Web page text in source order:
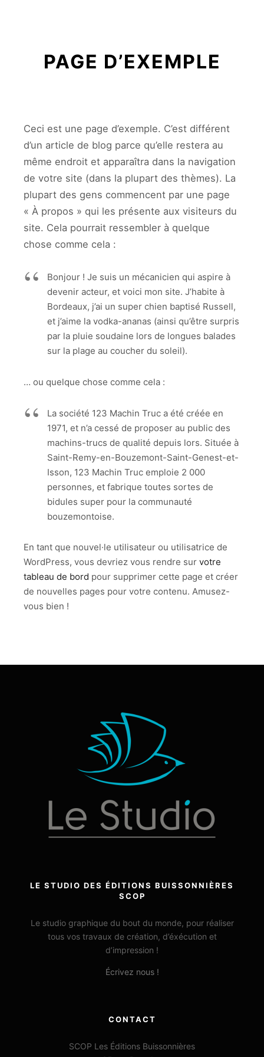
PAGE D’EXEMPLE
Ceci est une page d’exemple. C’est différent
d’un article de blog parce qu’elle restera au
même endroit et apparaîtra dans la navigation
de votre site (dans la plupart des thèmes). La
plupart des gens commencent par une page
« À propos » qui les présente aux visiteurs du
site. Cela pourrait ressembler à quelque
chose comme cela :
Bonjour ! Je suis un mécanicien qui aspire à
devenir acteur, et voici mon site. J’habite à
Bordeaux, j’ai un super chien baptisé Russell,
et j’aime la vodka-ananas (ainsi qu’être surpris
par la pluie soudaine lors de longues balades
sur la plage au coucher du soleil).
… ou quelque chose comme cela :
La société 123 Machin Truc a été créée en
1971, et n’a cessé de proposer au public des
machins-trucs de qualité depuis lors. Située à
Saint-Remy-en-Bouzemont-Saint-Genest-et-
Isson, 123 Machin Truc emploie 2 000
personnes, et fabrique toutes sortes de
bidules super pour la communauté
bouzemontoise.
En tant que nouvel·le utilisateur ou utilisatrice de
WordPress, vous devriez vous rendre sur votre
tableau de bord pour supprimer cette page et créer
de nouvelles pages pour votre contenu. Amusez-
vous bien !
LE STUDIO DES ÉDITIONS BUISSONNIÈRES
SCOP
Le studio graphique du bout du monde, pour réaliser
tous vos travaux de création, d’éxécution et
d’impression !
Écrivez nous !
CONTACT
SCOP Les Éditions Buissonnières